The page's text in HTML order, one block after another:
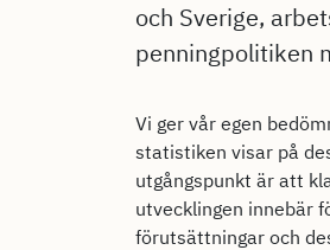
och Sverige,
penningpolitiken
Vi ger vår egen
statistiken visar på
utgångspunkt är att
utvecklingen innebär
förutsättningar och